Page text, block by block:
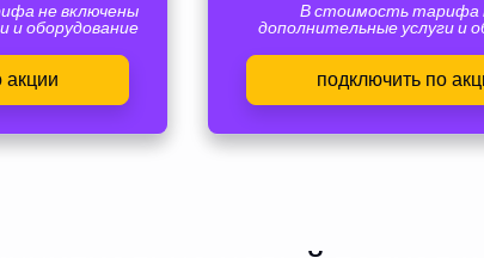
не включены
и оборудование
акции
В стоимость тарифа
дополнительные услуги и
подключить по